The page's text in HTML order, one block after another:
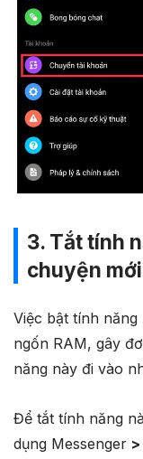
3. Tắt tính
chuyện mới
Việc bật tính
ngốn RAM, gây
năng này đi vào
Để tắt tính năng
dụng Messenger >